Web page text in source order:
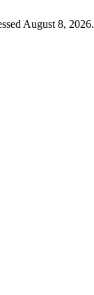
August 8, 2026.